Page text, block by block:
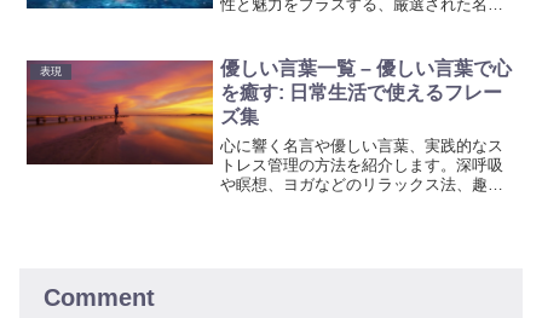
性と魅力をプラスする、厳選された名前
表現
優しい言葉一覧 – 優しい言葉で心
を癒す: 日常生活で使えるフレー
ズ集
心に響く名言や優しい言葉、実践的なス
トレス管理の方法を紹介します。深呼吸
や瞑想、ヨガなどのリラックス法、趣味
Comment